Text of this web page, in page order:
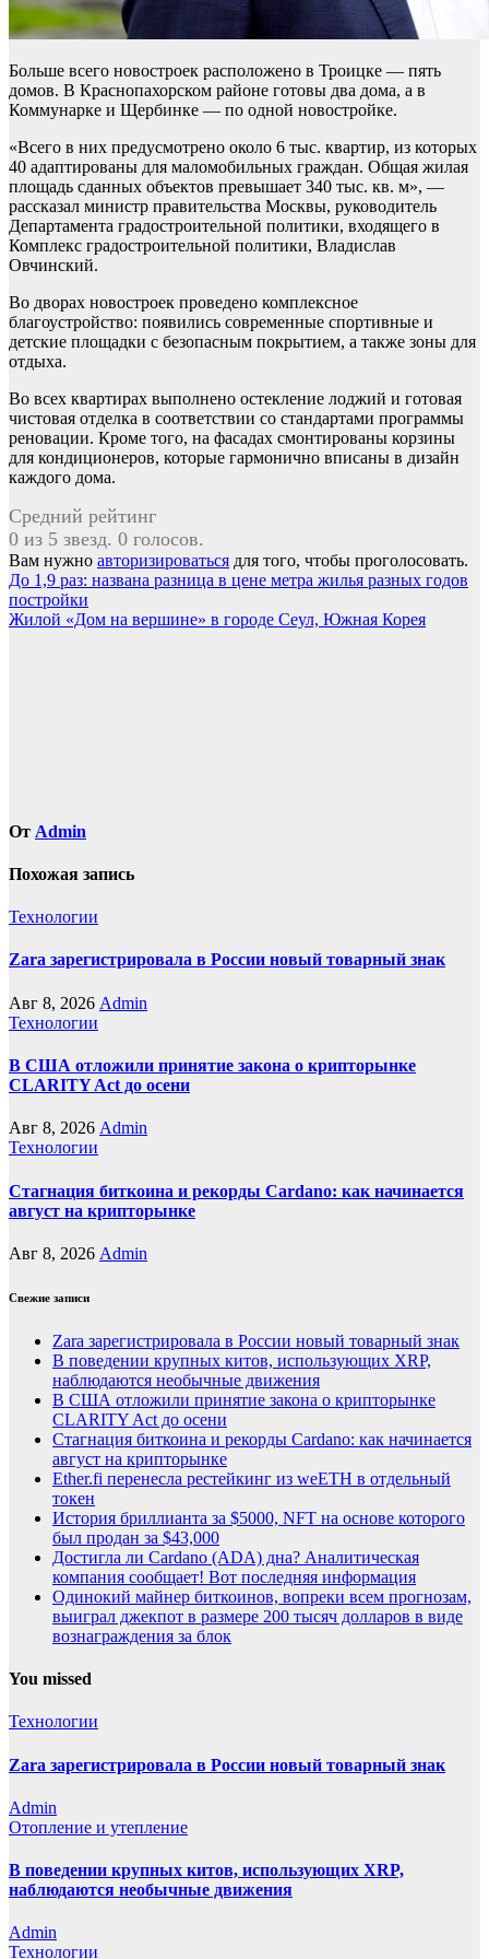
Больше всего новостроек расположено в Троицке — пять
домов. В Краснопахорском районе готовы два дома, а в
Коммунарке и Щербинке — по одной новостройке.
«Всего в них предусмотрено около 6 тыс. квартир, из которых
40 адаптированы для маломобильных граждан. Общая жилая
площадь сданных объектов превышает 340 тыс. кв. м», —
рассказал министр правительства Москвы, руководитель
Департамента градостроительной политики, входящего в
Комплекс градостроительной политики, Владислав
Овчинский.
Во дворах новостроек проведено комплексное
благоустройство: появились современные спортивные и
детские площадки с безопасным покрытием, а также зоны для
отдыха.
Во всех квартирах выполнено остекление лоджий и готовая
чистовая отделка в соответствии со стандартами программы
реновации. Кроме того, на фасадах смонтированы корзины
для кондиционеров, которые гармонично вписаны в дизайн
каждого дома.
Средний рейтинг
0 из 5 звезд. 0 голосов.
Вам нужно авторизироваться для того, чтобы проголосовать.
Навигация
по
До 1,9 раз: названа разница в цене метра жилья разных годов
постройки
Жилой «Дом на вершине» в городе Сеул, Южная Корея
От Admin
Похожая запись
Технологии
Zara зарегистрировала в России новый товарный знак
Авг 8, 2026 Admin
Технологии
В США отложили принятие закона о крипторынке
CLARITY Act до осени
Авг 8, 2026 Admin
Технологии
Стагнация биткоина и рекорды Cardano: как начинается
август на крипторынке
Авг 8, 2026 Admin
Свежие записи
Zara зарегистрировала в России новый товарный знак
В поведении крупных китов, использующих XRP,
наблюдаются необычные движения
В США отложили принятие закона о крипторынке
CLARITY Act до осени
Стагнация биткоина и рекорды Cardano: как начинается
август на крипторынке
Ether.fi перенесла рестейкинг из weETH в отдельный
токен
История бриллианта за $5000, NFT на основе которого
был продан за $43,000
Достигла ли Cardano (ADA) дна? Аналитическая
компания сообщает! Вот последняя информация
Одинокий майнер биткоинов, вопреки всем прогнозам,
выиграл джекпот в размере 200 тысяч долларов в виде
вознаграждения за блок
You missed
Технологии
Zara зарегистрировала в России новый товарный знак
Admin
Отопление и утепление
В поведении крупных китов, использующих XRP,
наблюдаются необычные движения
Admin
Технологии